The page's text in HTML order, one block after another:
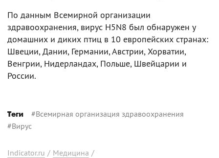
По данным Всемирной организации
здравоохранения, вирус H5N8 был обнаружен у
домашних и диких птиц в 10 европейских странах:
Швеции, Дании, Германии, Австрии, Хорватии,
Венгрии, Нидерландах, Польше, Швейцарии и
России.
Теги #Всемирная организация здравоохранения
#Вирус
Indicator.ru / Медицина /